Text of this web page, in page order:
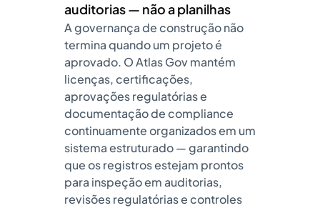
auditorias — não a planilhas
A governança de construção não
termina quando um projeto é
aprovado. O Atlas Gov mantém
licenças, certificações,
aprovações regulatórias e
documentação de compliance
continuamente organizados em um
sistema estruturado — garantindo
que os registros estejam prontos
para inspeção em auditorias,
revisões regulatórias e controles